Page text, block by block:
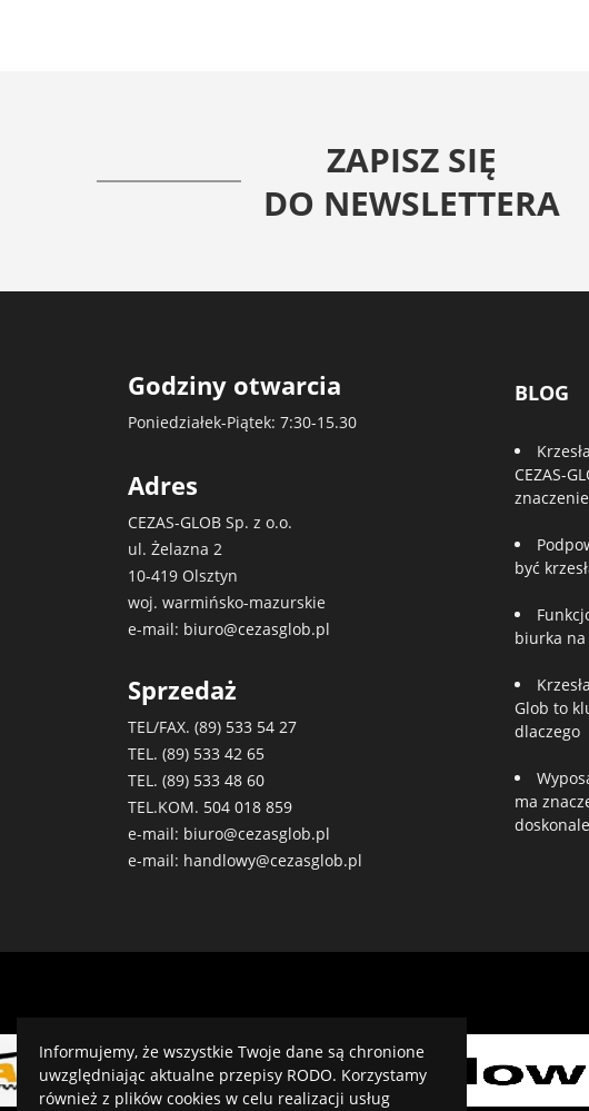
ZAPISZ SIĘ
DO NEWSLETTERA
Godziny otwarcia
Poniedziałek-Piątek: 7:30-15.30
Adres
CEZAS-GLOB Sp. z o.o.
ul. Żelazna 2
10-419 Olsztyn
woj. warmińsko-mazurskie
e-mail: biuro@cezasglob.pl
Sprzedaż
TEL/FAX. (89) 533 54 27
TEL. (89) 533 42 65
TEL. (89) 533 48 60
TEL.KOM. 504 018 859
e-mail: biuro@cezasglob.pl
e-mail: handlowy@cezasglob.pl
BLOG
CEZAS-
znaczenie
być
biurka
Glob to
dlaczego
ma
Informujemy, że wszystkie Twoje dane są chronione
uwzględniając aktualne przepisy RODO. Korzystamy
również z plików cookies w celu realizacji usług